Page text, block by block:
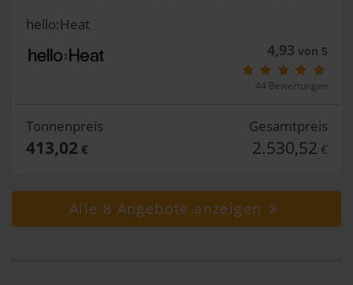
hello:Heat
4,93 von 5
44 Bewertungen
Tonnenpreis
413,02 €
Gesamtpreis
2.530,52 €
Alle 8 Angebote anzeigen